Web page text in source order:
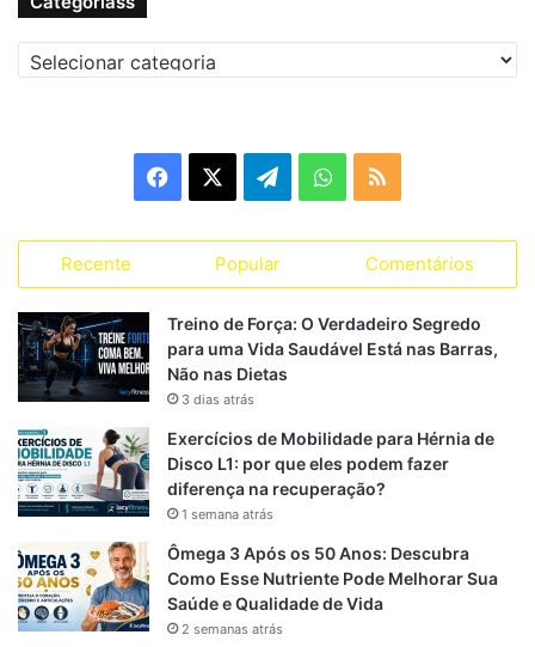
recuperação. Alguns princípios:
Divida treinos emciclos de intensidade baixa, média
mesociclos e microciclos : semanas com foco
específico em força, hipertrofia ou resistência
Planejedescanso ativo: caminhadas, natação ou yoga
em dias de recuperação
Exemplo de microciclo semanal:
Dia Treino
Segunda
Peito, tríceps e
cardio leve
Moderada
Terça
Costas, bíceps e
abdômen
Quarta
Recuperação
ativa (caminhada,
Categoriass
Facebook TelegramWhatsApp
RSS
Recente Popular Comentários
Treino de Força: O Verdadeiro Segredo
para uma Vida Saudável Está nas Barras,
Não nas Dietas
3 dias atrás
Exercícios de Mobilidade para Hérnia de
Disco L1: por que eles podem fazer
diferença na recuperação?
1 semana atrás
Ômega 3 Após os 50 Anos: Descubra
Como Esse Nutriente Pode Melhorar Sua
Saúde e Qualidade de Vida
2 semanas atrás